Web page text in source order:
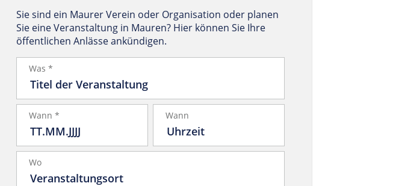
Sie sind ein Maurer Verein oder Organisation oder planen
Sie eine Veranstaltung in Mauren? Hier können Sie Ihre
öffentlichen Anlässe ankündigen.
Was *
Wann * Wann
Wo